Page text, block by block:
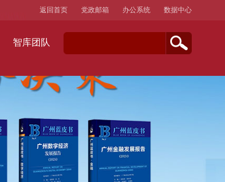
智库团队
返回首页 党政邮箱 办公系统 数据中心